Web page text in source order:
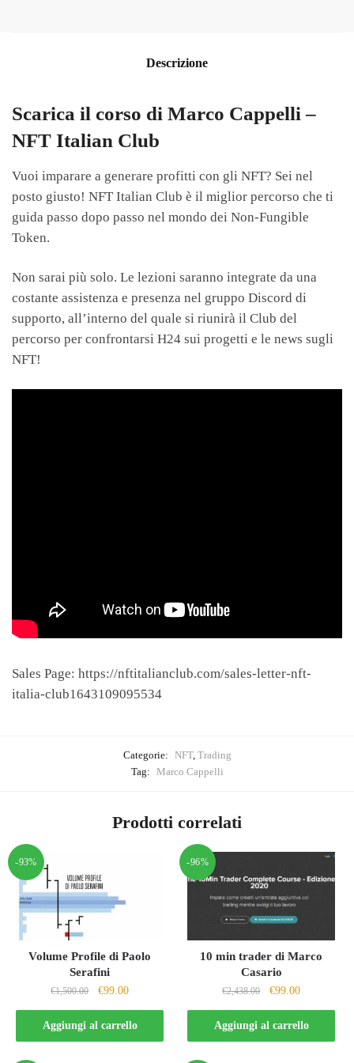
Descrizione
Scarica il corso di Marco Cappelli –
NFT Italian Club
Vuoi imparare a generare profitti con gli NFT? Sei nel
posto giusto! NFT Italian Club è il miglior percorso che ti
guida passo dopo passo nel mondo dei Non-Fungible
Token.
Non sarai più solo. Le lezioni saranno integrate da una
costante assistenza e presenza nel gruppo Discord di
supporto, all’interno del quale si riunirà il Club del
percorso per confrontarsi H24 sui progetti e le news sugli
NFT!
Sales Page: https://nftitalianclub.com/sales-letter-nft-
italia-club1643109095534
Categorie: NFT, Trading
Tag: Marco Cappelli
Prodotti correlati
-93%
Volume Profile di Paolo
Serafini
€1,500.00
Il
prezzo
originale
era:
€99.00Il
prezzo
attuale
è:
Aggiungi al carrello
-96%
10 min trader di Marco
Casario
€2,438.00
Il
prezzo
originale
era:
€99.00Il
prezzo
attuale
è:
Aggiungi al carrello